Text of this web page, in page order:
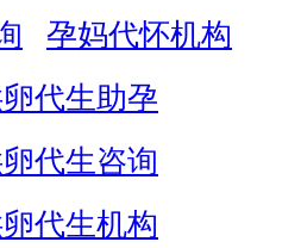
孕妈代怀机构
代生助孕
代生咨询
代生机构